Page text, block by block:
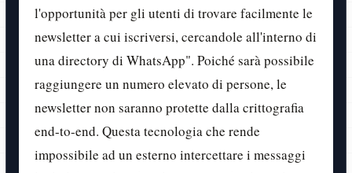
l'opportunità per gli utenti di trovare facilmente le
newsletter a cui iscriversi, cercandole all'interno di
una directory di WhatsApp". Poiché sarà possibile
raggiungere un numero elevato di persone, le
newsletter non saranno protette dalla crittografia
end-to-end. Questa tecnologia che rende
impossibile ad un esterno intercettare i messaggi